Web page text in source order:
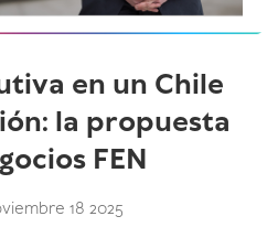
en un Chile
la propuesta
FEN
18 2025